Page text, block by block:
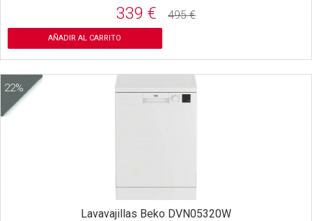
339 € 495 €
AÑADIR AL CARRITO
22%
Lavavajillas Beko DVN05320W